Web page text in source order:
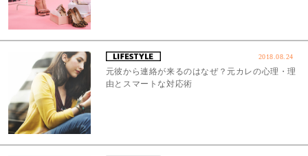
2018.08.24
元彼から連絡が来るのはなぜ？元カレの心理・理
由とスマートな対応術